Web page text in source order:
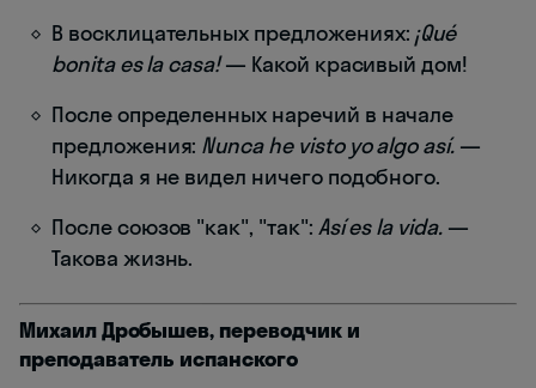
В восклицательных предложениях: ¡Qué
bonita es la casa!— Какой красивый дом!
После определенных наречий в начале
предложения: Nunca he visto yo algo así. —
Никогда я не видел ничего подобного.
После союзов "как", "так": Así es la vida.—
Такова жизнь.
Михаил Дробышев, переводчик и
преподаватель испанского